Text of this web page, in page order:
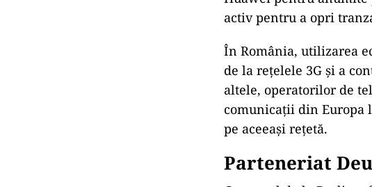
activ pentru a opri
În România, utilizarea
de la rețelele 3G și a
altele, operatorilor de
comunicații din Europa
pe aceeași rețetă.
Parteneriat